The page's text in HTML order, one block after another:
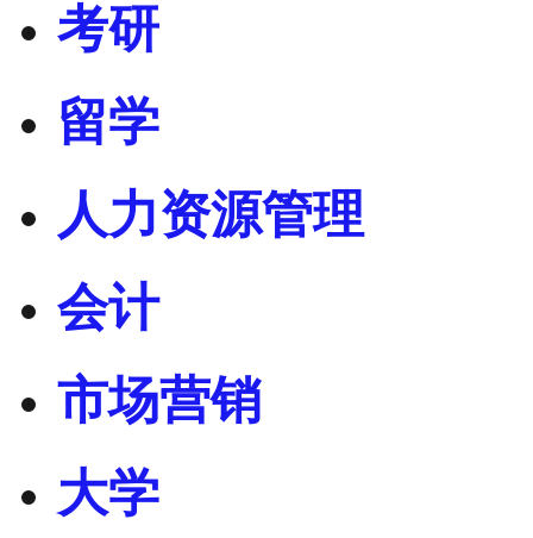
考研
留学
人力资源管理
会计
市场营销
大学